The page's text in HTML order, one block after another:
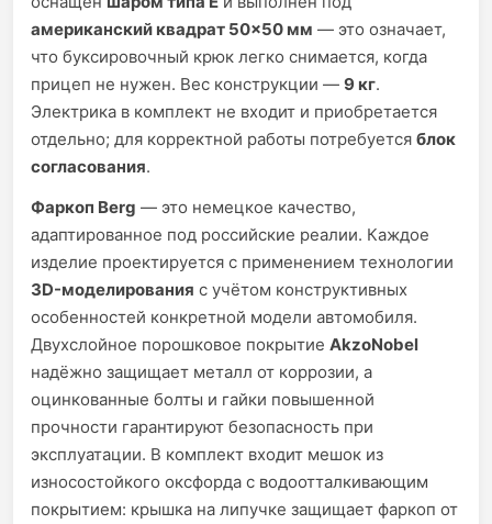
американский квадрат 50×50 мм — это означает,
что буксировочный крюк легко снимается, когда
прицеп не нужен. Вес конструкции — 9 кг.
Электрика в комплект не входит и приобретается
отдельно; для корректной работы потребуется блок
согласования.
Фаркоп Berg — это немецкое качество,
адаптированное под российские реалии. Каждое
изделие проектируется с применением технологии
3D-моделирования с учётом конструктивных
особенностей конкретной модели автомобиля.
Двухслойное порошковое покрытие AkzoNobel
надёжно защищает металл от коррозии, а
оцинкованные болты и гайки повышенной
прочности гарантируют безопасность при
эксплуатации. В комплект входит мешок из
износостойкого оксфорда с водоотталкивающим
покрытием: крышка на липучке защищает фаркоп от